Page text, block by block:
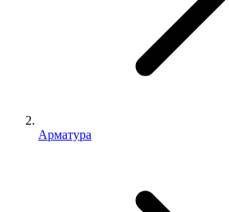
Арматура